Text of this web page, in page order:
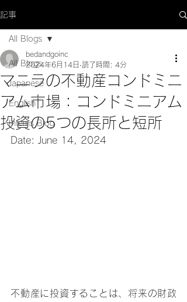
記事
All Blogs
Japanese
English
Interns Blog
All Blogs
マニラの不動産コンドミニ
アム市場：コンドミニアム
投資の5つの長所と短所
bedandgoinc
2024年6月14日 読了時間: 4分
Date: June 14, 2024
不動産に投資することは、将来の財政